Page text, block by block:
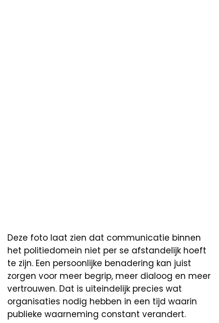
Deze foto laat zien dat communicatie binnen
het politiedomein niet per se afstandelijk hoeft
te zijn. Een persoonlijke benadering kan juist
zorgen voor meer begrip, meer dialoog en meer
vertrouwen. Dat is uiteindelijk precies wat
organisaties nodig hebben in een tijd waarin
publieke waarneming constant verandert.